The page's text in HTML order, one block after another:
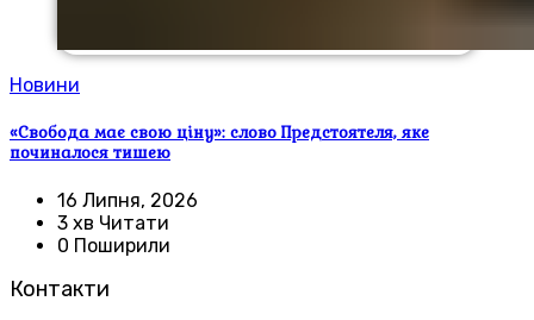
Новини
«Свобода має свою ціну»: слово Предстоятеля, яке
починалося тишею
16 Липня, 2026
3 хв Читати
0 Поширили
Контакти